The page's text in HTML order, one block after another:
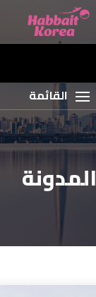
القائمة
المدونة